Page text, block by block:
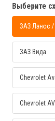
Выберите
ЗАЗ Ланос /
ЗАЗ Вида
Chevrolet
Chevrolet